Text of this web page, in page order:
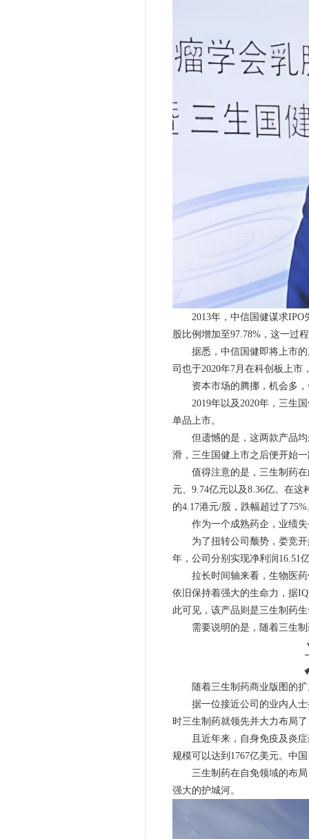
2013年，中信国健谋求IPO
股比例增加至97.78%，这一过
据悉，中信国健即将上市的
司也于2020年7月在科创板上市
资本市场的腾挪，机会多，
2019年以及2020年，三生国
单品上市。
但遗憾的是，这两款产品均
滑，三生国健上市之后便开始
值得注意的是，三生制药在
元、9.74亿元以及8.36亿。在
的4.17港元/股，跌幅超过了75%
作为一个成熟药企，业绩失
为了扭转公司颓势，娄竞开
年，公司分别实现净利润16.51
拉长时间轴来看，生物医药
依旧保持着强大的生命力，据
此可见，该产品则是三生制药
需要说明的是，随着三生制
随着三生制药商业版图的扩
据一位接近公司的业内人士
时三生制药就领先并大力布局
且近年来，自身免疫及炎症
规模可以达到1767亿美元。中
三生制药在自免领域的布局
强大的护城河。